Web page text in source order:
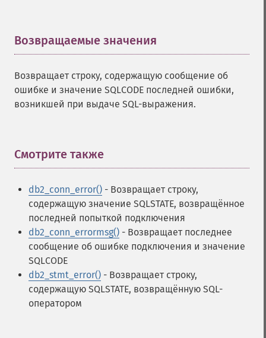
Возвращаемые значения
Возвращает строку, содержащую сообщение об
ошибке и значение SQLCODE последней ошибки,
возникшей при выдаче SQL-выражения.
Смотрите также
db2_conn_error() - Возвращает строку,
содержащую значение SQLSTATE, возвращённое
последней попыткой подключения
db2_conn_errormsg() - Возвращает последнее
сообщение об ошибке подключения и значение
SQLCODE
db2_stmt_error() - Возвращает строку,
содержащую SQLSTATE, возвращённую SQL-
оператором